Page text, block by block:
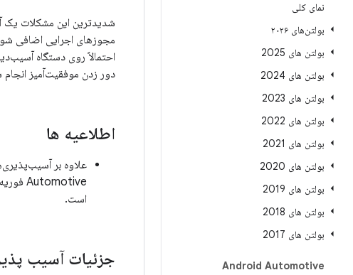
نمای کلی
بولتن‌های ۲۰۲۶
بولتن های 2025
بولتن های 2024
بولتن های 2023
بولتن های 2022
بولتن های 2021
بولتن های 2020
بولتن های 2019
بولتن های 2018
بولتن های 2017
Android Automotive
مجوزهای اجرایی اضافی
احتمالاً روی دستگاه
دور زدن موفقیت‌آمیز انجام
اطلاعیه ها
است.
جزئیات آسیب